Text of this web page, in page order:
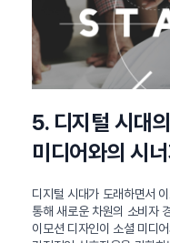
5. 디지털 시대
미디어와의 시너
디지털 시대가 도래하면서
통해 새로운 차원의 소비자
이모션 디자인이 소셜 미디